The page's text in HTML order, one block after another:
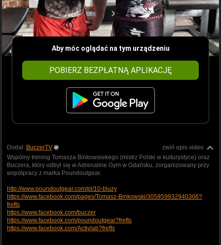
Aby móc oglądać na tym urządzeniu
POBIERZ BEZPŁATNĄ APLIKACJĘ
zwiń opis video
Dodał: BuczerTV
Wspólny trening Tomasza Binkowsiekego (mistrz Polski w kulturystyce) oraz
Buczera, który odbył się w Adrenaline Gym w Gdańsku, zorganizowany przy
współpracy z marka Poundoutgear.
http://www.poundoutgear.com/pl/10-bluzy
https://www.facebook.com/pages/Tomasz-Binkowski/305859932940306?
frefts
https://www.facebook.com/buczer
https://www.facebook.com/poundoutgear?frefts
https://www.facebook.com/Activlab?frefts